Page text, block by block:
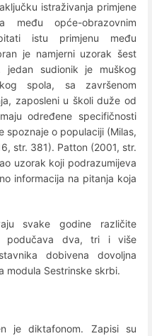
istraživanja primjene
među opće-obrazovnim
istu primjenu među
je namjerni uzorak šest
jedan sudionik je muškog
spola, sa završenom
zaposleni u školi duže od
određene specifičnosti
spoznaje o populaciji (Milas,
str. 381). Patton (2001, str.
uzorak koji podrazumijeva
informacija na pitanja koja
svake godine različite
podučava dva, tri i više
dobivena dovoljna
modula Sestrinske skrbi.
je diktafonom. Zapisi su